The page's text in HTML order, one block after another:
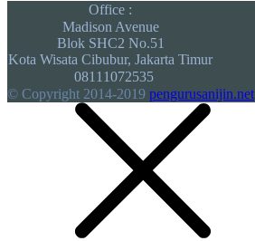
Office :
Madison Avenue
Blok SHC2 No.51
Kota Wisata Cibubur, Jakarta Timur
08111072535
© Copyright 2014-2019 pengurusanijin.net